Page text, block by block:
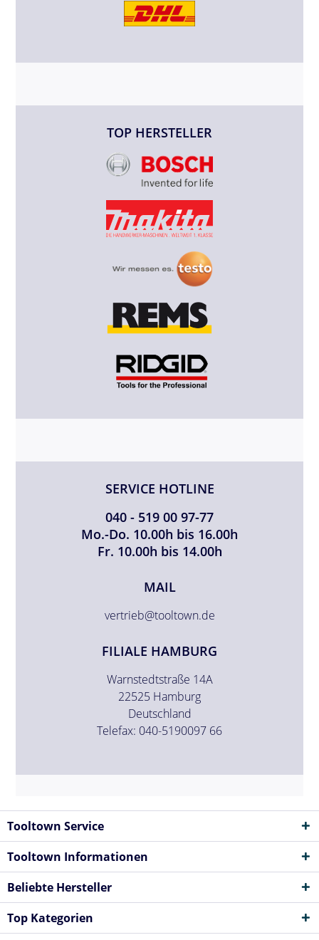
TOP HERSTELLER
SERVICE HOTLINE
040 - 519 00 97-77
Mo.-Do. 10.00h bis 16.00h
Fr. 10.00h bis 14.00h
MAIL
vertrieb@tooltown.de
FILIALE HAMBURG
Warnstedtstraße 14A
22525 Hamburg
Deutschland
Telefax: 040-5190097 66
Tooltown Service
Tooltown Informationen
Beliebte Hersteller
Top Kategorien